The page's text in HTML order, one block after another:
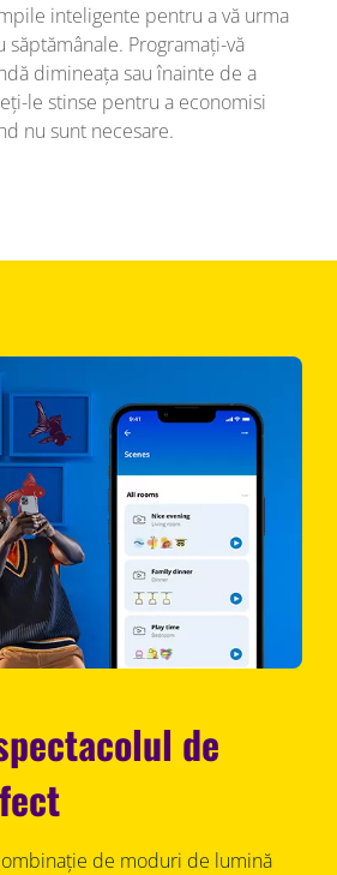
inteligente pentru a vă urma
săptămânale. Programați-vă
dimineața sau înainte de a
le stinse pentru a economisi
nu sunt necesare.
de
de moduri de lumină